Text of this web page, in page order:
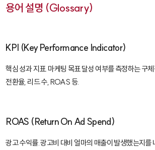
용어 설명 (Glossary)
KPI (Key Performance Indicator)
핵심 성과 지표. 마케팅 목표 달성 여부를 측정하는 구
전환율, 리드 수, ROAS 등.
ROAS (Return On Ad Spend)
광고 수익률. 광고비 대비 얼마의 매출이 발생했는지